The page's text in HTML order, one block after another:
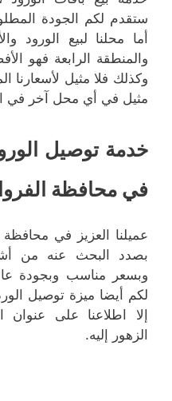
ستقدم لكم الجودة
أما محلنا لبيع الورود
والمنطقة الرابعة فهو
وكذلك فلا مثيل لأسعارنا
مثيل في أي محل آخر في
خدمة توصيل
في محافظة
عميلنا العزيز في
بصدد البحث عنه من
وبسعر مناسب وبجودة
لكم أيضا ميزة توصيل
إلا اطلاعنا على عنوان
الزهور إليه.